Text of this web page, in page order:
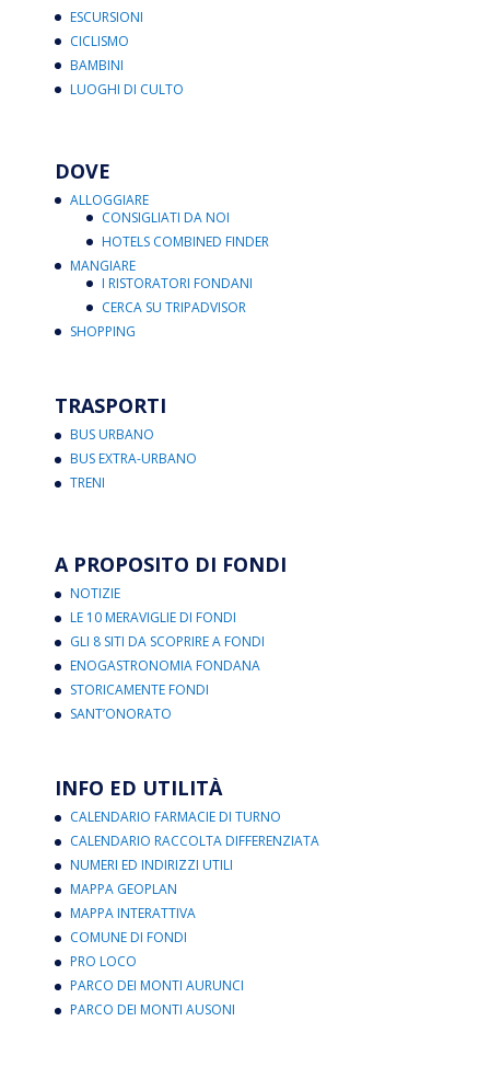
ESCURSIONI
CICLISMO
BAMBINI
LUOGHI DI CULTO
DOVE
ALLOGGIARE
CONSIGLIATI DA NOI
HOTELS COMBINED FINDER
MANGIARE
I RISTORATORI FONDANI
CERCA SU TRIPADVISOR
SHOPPING
TRASPORTI
BUS URBANO
BUS EXTRA-URBANO
TRENI
A PROPOSITO DI FONDI
NOTIZIE
LE 10 MERAVIGLIE DI FONDI
GLI 8 SITI DA SCOPRIRE A FONDI
ENOGASTRONOMIA FONDANA
STORICAMENTE FONDI
SANT’ONORATO
INFO ED UTILITÀ
CALENDARIO FARMACIE DI TURNO
CALENDARIO RACCOLTA DIFFERENZIATA
NUMERI ED INDIRIZZI UTILI
MAPPA GEOPLAN
MAPPA INTERATTIVA
COMUNE DI FONDI
PRO LOCO
PARCO DEI MONTI AURUNCI
PARCO DEI MONTI AUSONI